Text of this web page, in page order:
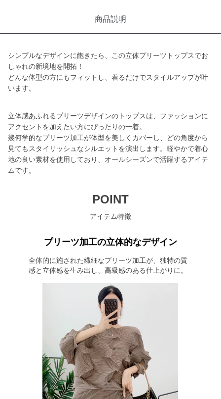
商品説明
シンプルなデザインに飽きたら、この立体プリーツトップスでお
しゃれの新境地を開拓！
どんな体型の方にもフィットし、着るだけでスタイルアップが叶
います。
立体感あふれるプリーツデザインのトップスは、ファッションに
アクセントを加えたい方にぴったりの一着。
幾何学的なプリーツ加工が体型を美しくカバーし、どの角度から
見てもスタイリッシュなシルエットを演出します。軽やかで着心
地の良い素材を使用しており、オールシーズンで活躍するアイテ
ムです。
POINT
アイテム特徴
プリーツ加工の立体的なデザイン
全体的に施された繊細なプリーツ加工が、独特の質
感と立体感を生み出し、高級感のある仕上がりに。